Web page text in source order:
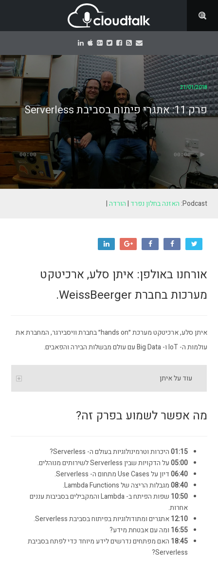
21/01/2018
פרק 11: אתגרי פיתוח בסביבת Serverless
אודיו 00:00
00:00
Podcast: האזנה בחלון נפרד |הורדה|
אורחנו באולפן: איתן סלע, ארכיטקט
מערכות בחברת WeissBeerger.
איתן סלע, ארכיטקט מערכת ״hands on״ בחברת וויסבירגר, המחברת את
עולמות ה- IoT ו- Big Data עם עולם מבשלות הבירה והפאבים.
עוד על איתן
מה אפשר לשמוע בפרק זה?
01:15היכרות וטרמינולוגיות בעולם ה- Serverless?
05:00על הדקויות שבין Serverless לשירותים מנוהלים.
06:40דיון על Use Cases מתחום ה- Serverless.
08:40מגבלות הריצה של Lambda Functions.
10:50
שפות הפיתח ב- Lambda והמקבילים בסביבות עננים
אחרות.
12:10אתגרים ומתודולוגיות בפיתוח בסביבת Serverless.
16:55 ומה עם אבטחת מידע?
18:45 האם מפתחים נדרשים לידע מיוחד כדי לפתח בסביבת
Serverless?